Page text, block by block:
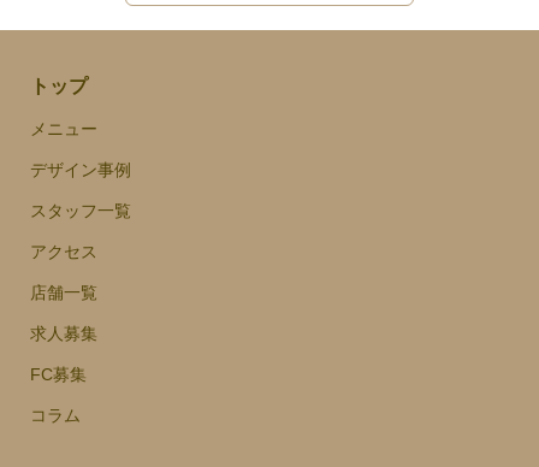
トップ
メニュー
デザイン事例
スタッフ一覧
アクセス
店舗一覧
求人募集
FC募集
コラム